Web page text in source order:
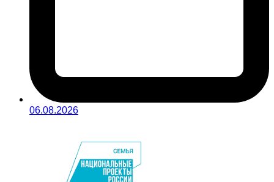
06.08.2026